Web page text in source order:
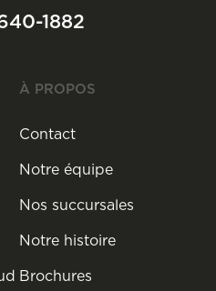
1882
À PROPOS
Contact
Notre équipe
Nos succursales
Notre histoire
Brochures